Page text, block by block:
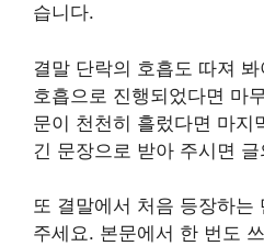
습니다.
결말 단락의 호흡도 따져
호흡으로 진행되었다면 마
문이 천천히 흘렀다면 마지
긴 문장으로 받아 주시면
또 결말에서 처음 등장하는
주세요. 본문에서 한 번도